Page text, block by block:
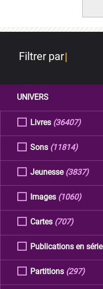
Filtrer par
UNIVERS
Livres (36407)
Sons (11814)
Jeunesse (3837)
Images (1060)
Cartes (707)
Publications en série
Partitions (297)